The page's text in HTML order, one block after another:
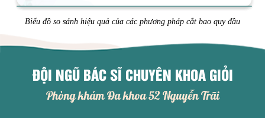
Biểu đồ so sánh hiệu quả của các phương pháp cắt bao quy đầu
ĐỘI NGŨ BÁC SĨ CHUYÊN KHOA GIỎI
Phòng khám Đa khoa 52 Nguyễn Trãi